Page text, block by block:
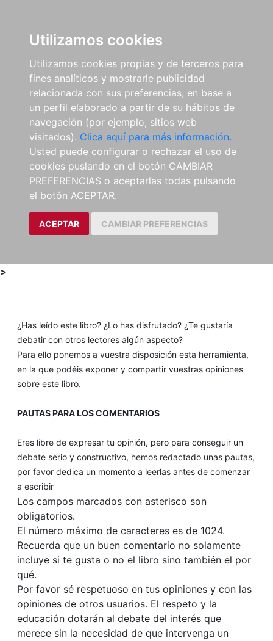
Utilizamos cookies
Utilizamos cookies propias y de terceros para
fines analíticos y mostrarle publicidad
relacionada con sus preferencias, en base a
un perfil elaborado a partir de su hábitos de
navegación (por ejemplo, sitios web
visitados). Clica aquí para más información.
Usted puede configurar o rechazar el uso de
cookies puslando en el botón CAMBIAR
PREFERENCIAS o aceptarlas todas pulsando
el botón ACEPTAR.
ACEPTAR CAMBIAR PREFERENCIAS
>
¿Has leído este libro? ¿Lo has disfrutado? ¿Te gustaría
debatir con otros lectores algún aspecto?
Para ello ponemos a vuestra disposición esta herramienta,
en la que podéis exponer y compartir vuestras opiniones
sobre este libro.
PAUTAS PARA LOS COMENTARIOS
Eres libre de expresar tu opinión, pero para conseguir un
debate serio y constructivo, hemos redactado unas pautas,
por favor dedica un momento a leerlas antes de comenzar
a escribir
Los campos marcados con asterisco son
obligatorios.
El número máximo de caracteres es de 1024.
Recuerda que un buen comentario no solamente
incluye si te gusta o no el libro sino también el por
qué.
Por favor sé respetuoso en tus opiniones y con las
opiniones de otros usuarios. El respeto y la
educación dotarán al debate del interés que
merece sin la necesidad de que intervenga un